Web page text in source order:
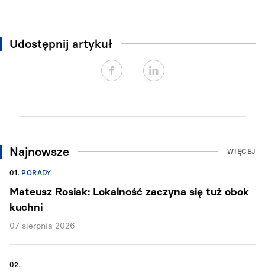
Udostępnij artykuł
Najnowsze WIĘCEJ
01. PORADY
Mateusz Rosiak: Lokalność zaczyna się tuż obok
kuchni
07 sierpnia 2026
02.